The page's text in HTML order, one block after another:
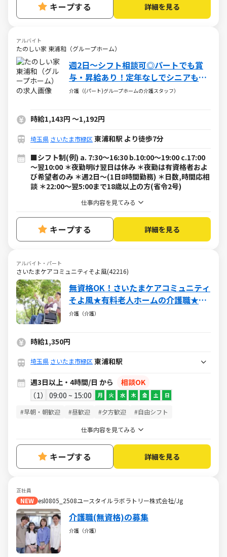
キープする 詳細を見る
アルバイト
たのしい家 東浦和（グループホーム）
週2日～シフト相談可◎パートでも賞
与・昇給あり！定年なしでシニアも活
躍中
介護（(パート)グループホームの介護スタッフ）
時給1,143円 ～1,192円
埼玉県 さいたま市緑区 東浦和駅 より徒歩7分
■シフト制(例) a. 7:30～16:30 b.10:00～19:00 c.17:00
～翌10:00 ＊夜勤明け翌日は休み ＊夜勤は有資格者およ
び希望者のみ ＊週2日～(1日8時間勤務) ＊日数,時間応相
談 ＊22:00～翌5:00まで18歳以上の方(省令2号)
仕事内容を見てみる
キープする 詳細を見る
アルバイト・パート
さいたまケアコミュニティそよ風(42216)
無資格OK！さいたまケアコミュニティ
そよ風★有料老人ホームの介護職★ブ
ランクOK・社保完備・各種手当あり
介護（介護）
時給1,350円
埼玉県 さいたま市緑区 東浦和駅
週3日以上・4時間/日 から
相談OK
1
09:00 ~ 15:00 月 火 水 木 金 土 日
#早朝・朝歓迎 #昼歓迎 #夕方歓迎 #自由シフト
仕事内容を見てみる
キープする 詳細を見る
正社員
NEW esl0805_2508ユースタイルラボラトリー株式会社/Jg
介護職(無資格)の募集
介護（介護）